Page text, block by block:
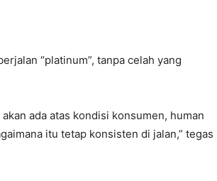
“platinum”, tanpa celah yang
ada atas kondisi konsumen, human
itu tetap konsisten di jalan,” tegas